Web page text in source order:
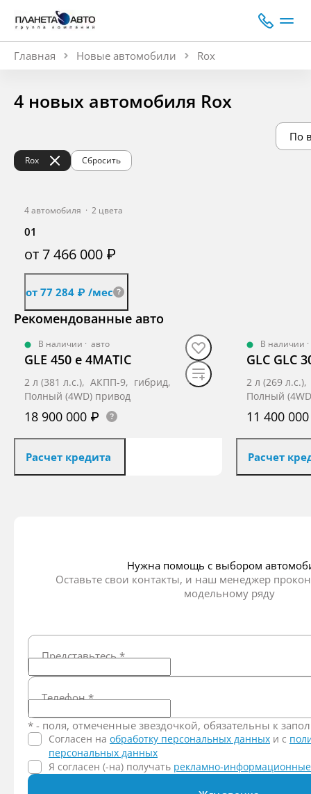
Главная Новые автомобили Rox
4 новых автомобиля Rox
Rox Сбросить
По
4 автомобиля · 2 цвета
01
от 7 466 000 ₽
от 77 284 ₽ /мес
Рекомендованные авто
В наличии · авто
GLE 450 e 4MATIC
2 л (381 л.с.), АКПП-9, гибрид,
Полный (4WD) привод
18 900 000 ₽
Расчет кредита
В наличии ·
GLC GLC
2 л (269
Полный
11 400
Расчет
Нужна помощь с выбором
Оставьте свои контакты, и наш менеджер
модельному ряду
Представьтесь*
Телефон*
* - поля, отмеченные звездочкой, обязательны к
Согласен на обработку персональных данных и c
персональных данных
Я согласен (-на) получать рекламно-